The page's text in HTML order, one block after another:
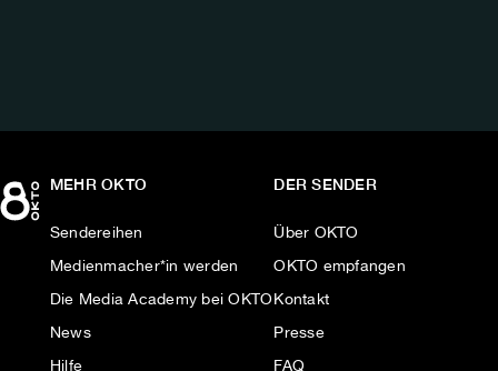
MEHR OKTO
Sendereihen
Medienmacher*in werden
Die Media Academy bei OKTO
News
Hilfe
DER SENDER
Über OKTO
OKTO empfangen
Kontakt
Presse
FAQ